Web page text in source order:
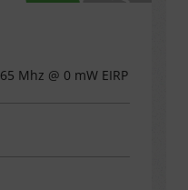
Mhz @ 0 mW EIRP